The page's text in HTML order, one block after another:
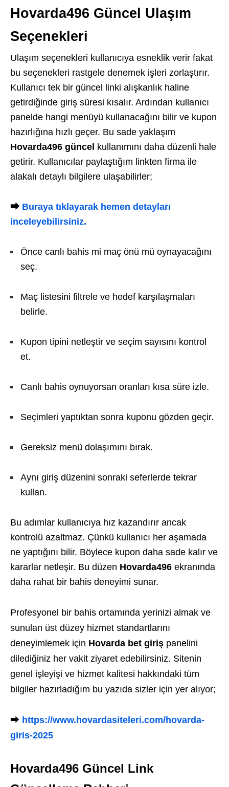
Hovarda496 Güncel Ulaşım
Seçenekleri
Ulaşım seçenekleri kullanıcıya esneklik verir fakat
bu seçenekleri rastgele denemek işleri zorlaştırır.
Kullanıcı tek bir güncel linki alışkanlık haline
getirdiğinde giriş süresi kısalır. Ardından kullanıcı
panelde hangi menüyü kullanacağını bilir ve kupon
hazırlığına hızlı geçer. Bu sade yaklaşım
Hovarda496 güncel kullanımını daha düzenli hale
getirir. Kullanıcılar paylaştığım linkten firma ile
alakalı detaylı bilgilere ulaşabilirler;
⮕ Buraya tıklayarak hemen detayları
inceleyebilirsiniz.
Önce canlı bahis mi maç önü mü oynayacağını
seç.
Maç listesini filtrele ve hedef karşılaşmaları
belirle.
Kupon tipini netleştir ve seçim sayısını kontrol
et.
Canlı bahis oynuyorsan oranları kısa süre izle.
Seçimleri yaptıktan sonra kuponu gözden geçir.
Gereksiz menü dolaşımını bırak.
Aynı giriş düzenini sonraki seferlerde tekrar
kullan.
Bu adımlar kullanıcıya hız kazandırır ancak
kontrolü azaltmaz. Çünkü kullanıcı her aşamada
ne yaptığını bilir. Böylece kupon daha sade kalır ve
kararlar netleşir. Bu düzen Hovarda496 ekranında
daha rahat bir bahis deneyimi sunar.
Profesyonel bir bahis ortamında yerinizi almak ve
sunulan üst düzey hizmet standartlarını
deneyimlemek için Hovarda bet giriş panelini
dilediğiniz her vakit ziyaret edebilirsiniz. Sitenin
genel işleyişi ve hizmet kalitesi hakkındaki tüm
bilgiler hazırladığım bu yazıda sizler için yer alıyor;
⮕ https://www.hovardasiteleri.com/hovarda-
giris-2025
Hovarda496 Güncel Link